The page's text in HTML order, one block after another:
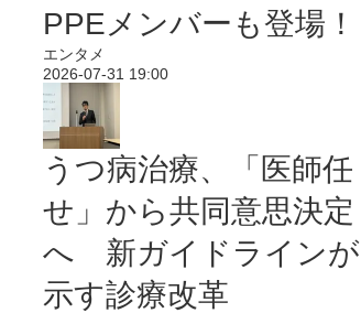
PPEメンバーも登場！
エンタメ
2026-07-31 19:00
うつ病治療、「医師任
せ」から共同意思決定
へ 新ガイドラインが
示す診療改革